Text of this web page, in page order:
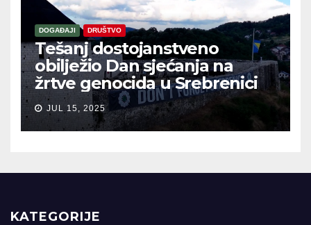
DOGAĐAJI DRUŠTVO
Tešanj dostojanstveno
obilježio Dan sjećanja na
žrtve genocida u Srebrenici
JUL 15, 2025
KATEGORIJE